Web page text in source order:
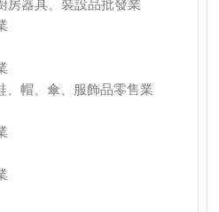
房器具、裝設品批發業
、帽、傘、服飾品零售業